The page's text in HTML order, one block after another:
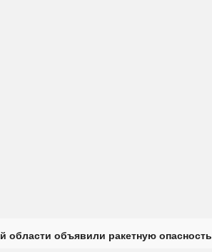
области объявили ракетную опасность